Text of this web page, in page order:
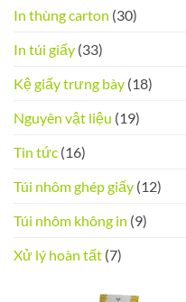
In thùng carton (30)
In túi giấy (33)
Kệ giấy trưng bày (18)
Nguyên vật liệu (19)
Tin tức (16)
Túi nhôm ghép giấy (12)
Túi nhôm không in (9)
Xử lý hoàn tất (7)